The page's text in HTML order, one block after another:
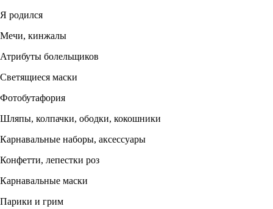
Я родился
Мечи, кинжалы
Атрибуты болельщиков
Светящиеся маски
Фотобутафория
Шляпы, колпачки, ободки, кокошники
Карнавальные наборы, аксессуары
Конфетти, лепестки роз
Карнавальные маски
Парики и грим